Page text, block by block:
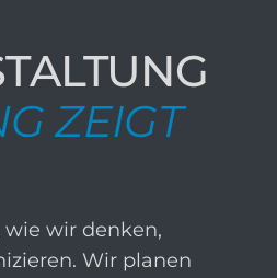
ZEIGT
wie wir denken,
Wir planen